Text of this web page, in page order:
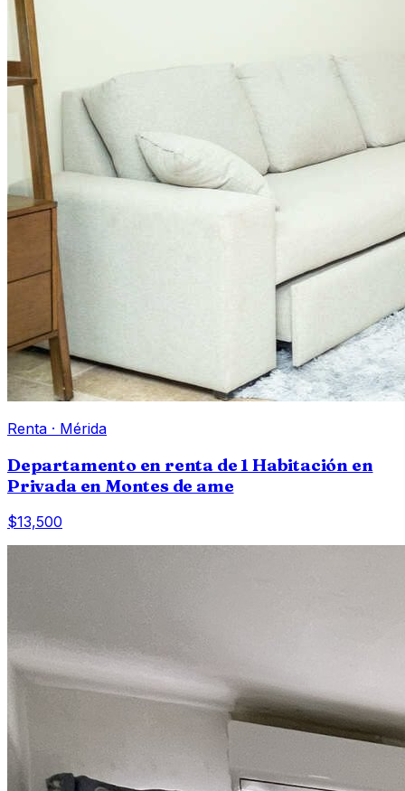
Renta · Mérida
Departamento en renta de 1 Habitación en
Privada en Montes de ame
$13,500